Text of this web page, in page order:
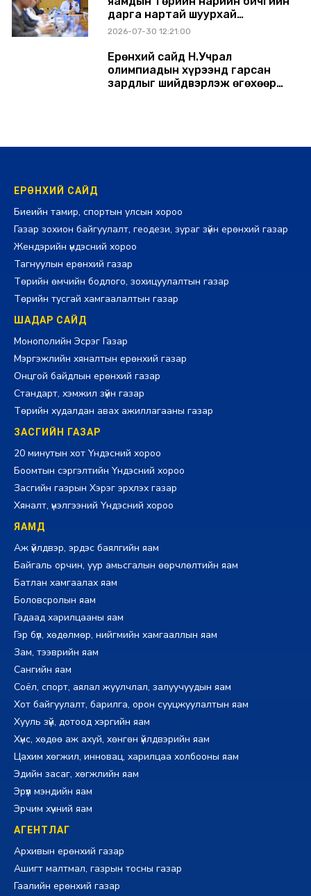
дарга нартай шуурхай
хуралдлаа
2026-07-30 12:21:00
Ерөнхий сайд Н.Учрал
олимпиадын хүрээнд гарсан
зардлыг шийдвэрлэж өгөхөөр
ЕРӨНХИЙ САЙД
Биеийн тамир, спортын улсын хороо
Газар зохион байгуулалт, геодези, зураг зүйн ерөнхий газар
Жендэрийн үндэсний хороо
Тагнуулын ерөнхий газар
Төрийн өмчийн бодлого, зохицуулалтын газар
Төрийн тусгай хамгаалалтын газар
ШАДАР САЙД
Монополийн Эсрэг Газар
Мэргэжлийн хяналтын ерөнхий газар
Онцгой байдлын ерөнхий газар
Стандарт, хэмжил зүйн газар
Төрийн худалдан авах ажиллагааны газар
ЗАСГИЙН ГАЗАР
20 минутын хот Үндэсний хороо
Боомтын сэргэлтийн Үндэсний хороо
Засгийн газрын Хэрэг эрхлэх газар
Хяналт, үнэлгээний Үндэсний хороо
ЯАМД
Аж үйлдвэр, эрдэс баялгийн яам
Байгаль орчин, уур амьсгалын өөрчлөлтийн яам
Батлан хамгаалах яам
Боловсролын яам
Гадаад харилцааны яам
Гэр бүл, хөдөлмөр, нийгмийн хамгааллын яам
Зам, тээврийн яам
Сангийн яам
Соёл, спорт, аялал жуулчлал, залуучуудын яам
Хот байгуулалт, барилга, орон сууцжуулалтын яам
Хууль зүй, дотоод хэргийн яам
Хүнс, хөдөө аж ахуй, хөнгөн үйлдвэрийн яам
Цахим хөгжил, инновац, харилцаа холбооны яам
Эдийн засаг, хөгжлийн яам
Эрүүл мэндийн яам
Эрчим хүчний яам
АГЕНТЛАГ
Архивын ерөнхий газар
Ашигт малтмал, газрын тосны газар
Гаалийн ерөнхий газар